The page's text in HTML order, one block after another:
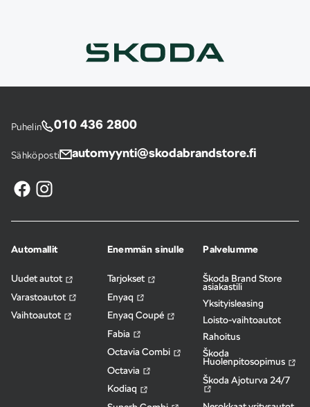
Puhelin 010 436 2800
Sähköposti automyynti@skodabrandstore.fi
Automallit
Uudet autot
Varastoautot
Vaihtoautot
Enemmän sinulle
Tarjokset
Enyaq
Enyaq Coupé
Fabia
Octavia Combi
Octavia
Kodiaq
Palvelumme
Škoda Brand Store
asiakastili
Yksityisleasing
Loisto-vaihtoautot
Rahoitus
Škoda
Huolenpitosopimus
Škoda Ajoturva 24/7